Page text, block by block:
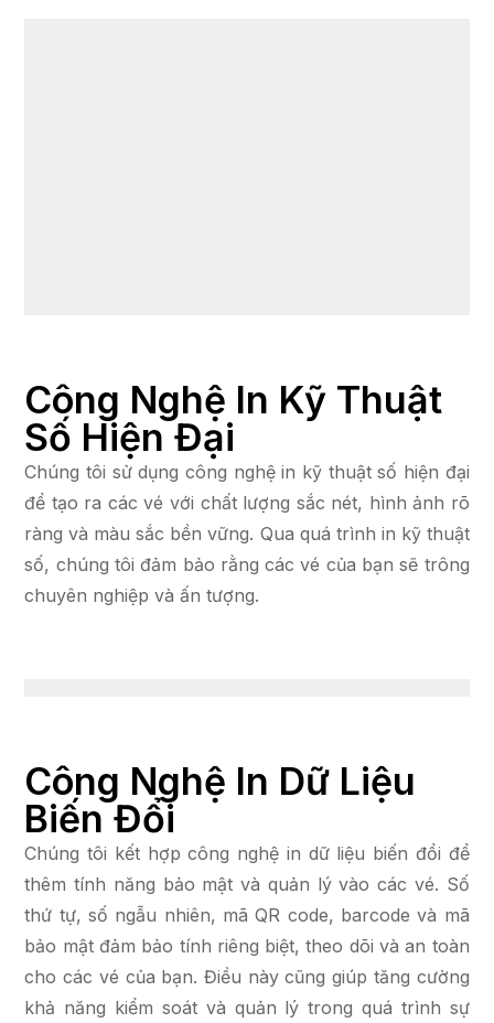
Công Nghệ In Kỹ Thuật
Số Hiện Đại
Chúng tôi sử dụng công nghệ in kỹ thuật số hiện đại
để tạo ra các vé với chất lượng sắc nét, hình ảnh rõ
ràng và màu sắc bền vững. Qua quá trình in kỹ thuật
số, chúng tôi đảm bảo rằng các vé của bạn sẽ trông
chuyên nghiệp và ấn tượng.
Công Nghệ In Dữ Liệu
Biến Đổi
Chúng tôi kết hợp công nghệ in dữ liệu biến đổi để
thêm tính năng bảo mật và quản lý vào các vé. Số
thứ tự, số ngẫu nhiên, mã QR code, barcode và mã
bảo mật đảm bảo tính riêng biệt, theo dõi và an toàn
cho các vé của bạn. Điều này cũng giúp tăng cường
khả năng kiểm soát và quản lý trong quá trình sự